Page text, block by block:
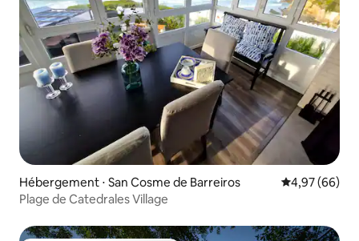
Hébergement ⋅ San Cosme de Barreiros Évaluation
4,97 (66)
Plage de Catedrales Village